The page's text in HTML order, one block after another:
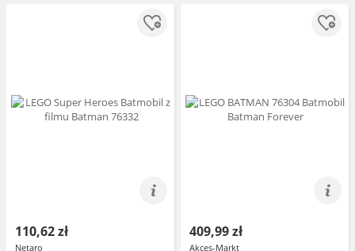
110,62 zł
Netaro
409,99 zł
Akces-Markt